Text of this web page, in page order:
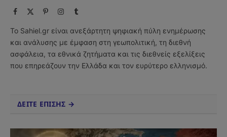
Facebook PinterestInstagram
Tumblr
Το Sahiel.gr είναι ανεξάρτητη ψηφιακή πύλη ενημέρωσης
και ανάλυσης με έμφαση στη γεωπολιτική, τη διεθνή
ασφάλεια, τα εθνικά ζητήματα και τις διεθνείς εξελίξεις
που επηρεάζουν την Ελλάδα και τον ευρύτερο ελληνισμό.
ΔΕΙΤΕ ΕΠΙΣΗΣ →